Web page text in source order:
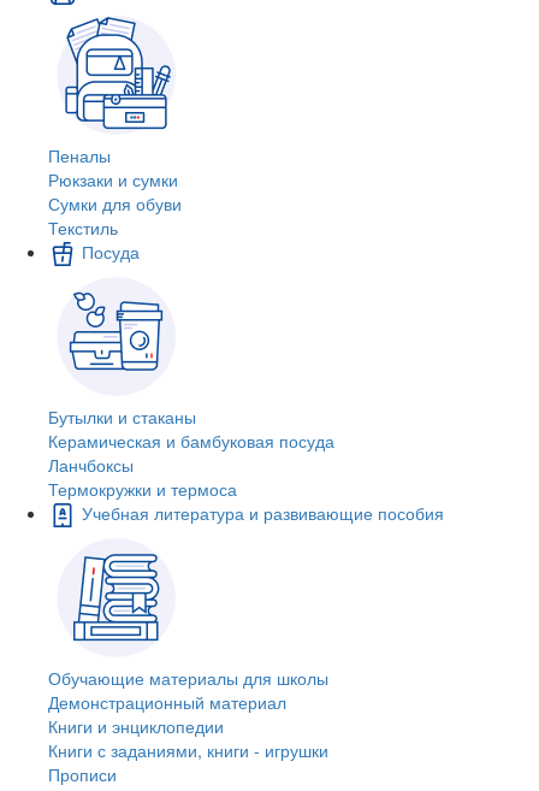
Пеналы
Рюкзаки и сумки
Сумки для обуви
Текстиль
Посуда
Бутылки и стаканы
Керамическая и бамбуковая посуда
Ланчбоксы
Термокружки и термоса
Учебная литература и развивающие пособия
Обучающие материалы для школы
Демонстрационный материал
Книги и энциклопедии
Книги с заданиями, книги - игрушки
Прописи